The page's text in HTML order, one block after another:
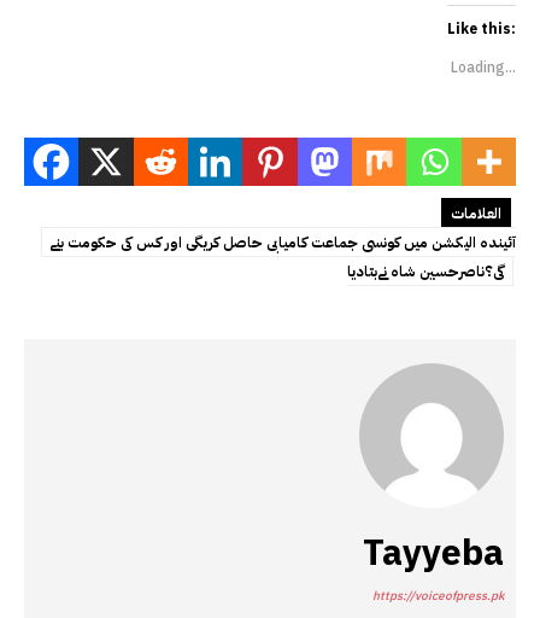
Like this:
Loading...
العلامات
آئیندہ الیکشن میں کونسی جماعت کامیابی حاصل کریگی اور کس کی حکومت بنے
گی؟ناصرحسین شاہ نےبتادیا
Tayyeba
https://voiceofpress.pk